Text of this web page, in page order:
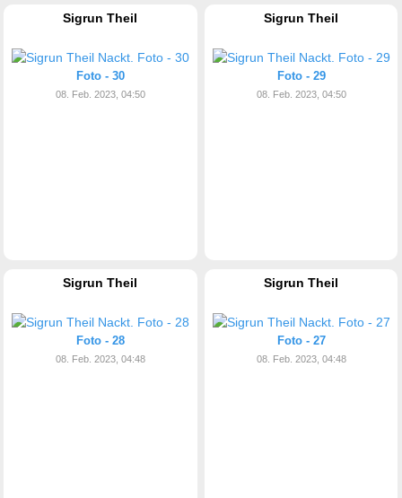
Sigrun Theil
Foto - 30
08. Feb. 2023, 04:50
Sigrun Theil
Foto - 29
08. Feb. 2023, 04:50
Sigrun Theil
Foto - 28
08. Feb. 2023, 04:48
Sigrun Theil
Foto - 27
08. Feb. 2023, 04:48